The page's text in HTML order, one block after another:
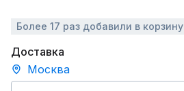
Более 17 раз добавили в корзину
Доставка
Москва